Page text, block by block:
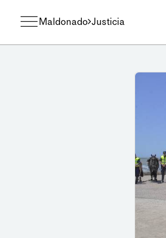
Maldonado Justicia